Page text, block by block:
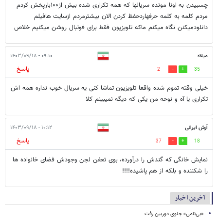
چسبیدن به اونا مونده سریالها که همه تکراری شده بیش از۱۰۰بارپخش کردم
مردم کلمه به کلمه حرفهاردحفظ کردن الان بیشترمردم ازسایت هافیلم
دانلودمیکنن نگاه میکنم ماکه تلویزیون فقط برای فوتبال روشن میکنیم خلاص
میلاد ۰۹:۱۰ - ۱۴۰۳/۰۹/۱۸
35
2
پاسخ
خیلی وقته تموم شده واقعا تلویزیون تماشا کنی یه سریال خوب نداره همه اش
تکراری یا آه و نوحه من یکی که دیگه نمیبینم کلا
آرش ایرانی ۱۰:۱۲ - ۱۴۰۳/۰۹/۱۸
18
37
پاسخ
نمایش خانگی که گندش را درآورده، بوی تعفن لجن وجودش فضای خانواده ها
را شکننده و بلکه از هم پاشیده!!!!
آخرین اخبار
«بی‌نامی» جلوی دوربین رفت